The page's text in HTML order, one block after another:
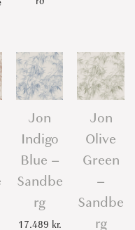
Jon
Indigo
Blue –
Sandbe
rg
17.489 kr.
Jon
Olive
Green
–
Sandbe
rg